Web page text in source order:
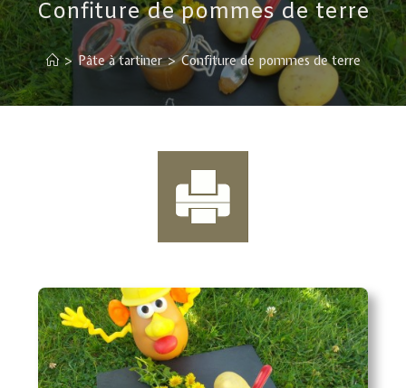
Confiture de pommes de terre
> Pâte à tartiner > Confiture de pommes de terre